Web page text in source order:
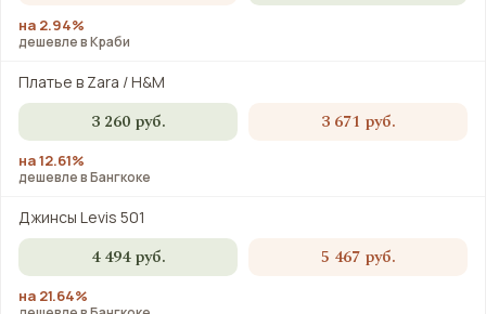
на 2.94%
дешевле в Краби
Платье в Zara / H&M
3 260 руб. 3 671 руб.
на 12.61%
дешевле в Бангкоке
Джинсы Levis 501
4 494 руб. 5 467 руб.
на 21.64%